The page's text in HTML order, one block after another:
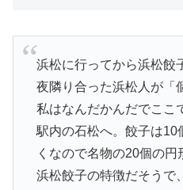
浜松に行ってから浜松餃
夜隣り合った浜松人が「
私はなんだかんだでここ
駅内の石松へ。餃子は10
くなので名物の20個の
浜松餃子の特徴だそうで